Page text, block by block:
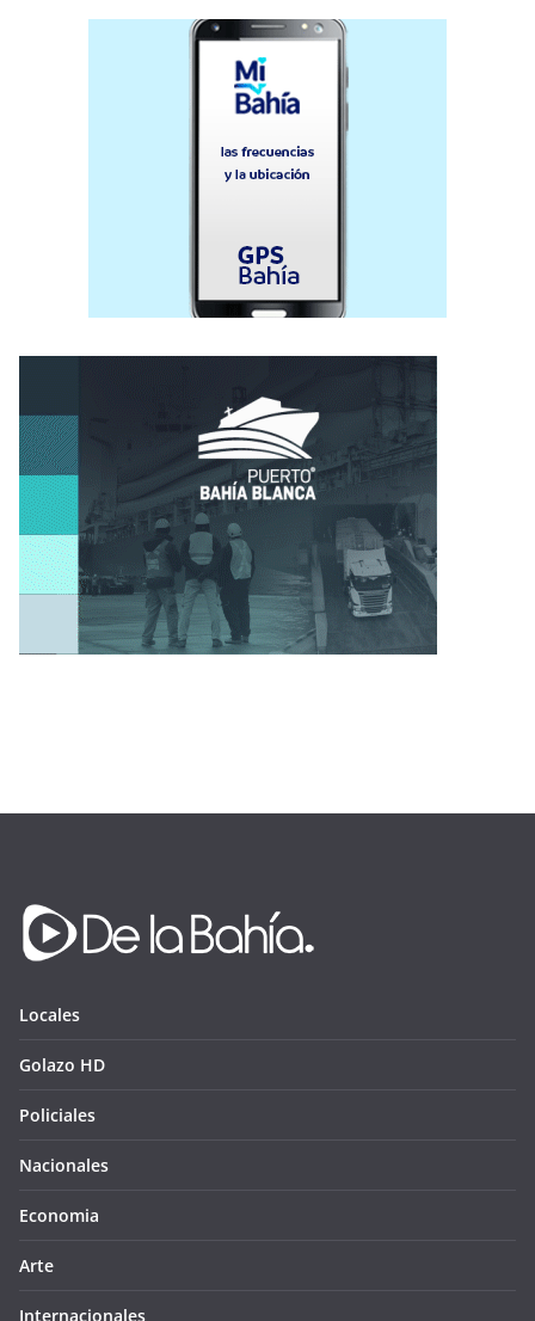
Locales
Golazo HD
Policiales
Nacionales
Economia
Arte
Internacionales